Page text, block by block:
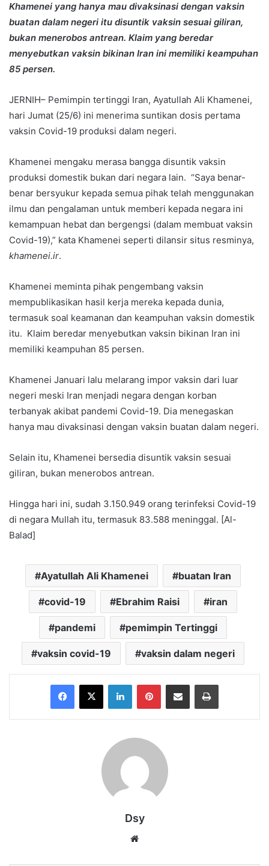
Khamenei yang hanya mau divaksinasi dengan vaksin
buatan dalam negeri itu disuntik vaksin sesuai giliran,
bukan menerobos antrean. Klaim yang beredar
menyebutkan vaksin bikinan Iran ini memiliki keampuhan
85 persen.
JERNIH– Pemimpin tertinggi Iran, Ayatullah Ali Khamenei,
hari Jumat (25/6) ini menerima suntikan dosis pertama
vaksin Covid-19 produksi dalam negeri.
Khamenei mengaku merasa bangga disuntik vaksin
produksi domestik bukan dari negara lain. “Saya benar-
benar bersyukur kepada semua pihak telah menggunakan
ilmu dan pengalaman untuk memberi kepada negara ini
kemampuan hebat dan bergengsi (dalam membuat vaksin
Covid-19),” kata Khamenei seperti dilansir situs resminya,
khamenei.ir.
Khamenei meminta pihak pengembang vaksin
mempublikasikan hasil kerja mereka kepada dunia,
termasuk soal keamanan dan keampuhan vaksin domestik
itu. Klaim beredar menyebutkan vaksin bikinan Iran ini
memiliki keampuhan 85 persen.
Khamenei Januari lalu melarang impor vaksin dari luar
negeri meski Iran menjadi negara dengan korban
terbanyak akibat pandemi Covid-19. Dia menegaskan
hanya mau divaksinasi dengan vaksin buatan dalam negeri.
Selain itu, Khamenei bersedia disuntik vaksin sesuai
giliran, bukan menerobos antrean.
Hingga hari ini, sudah 3.150.949 orang terinfeksi Covid-19
di negara Mullah itu, termasuk 83.588 meninggal. [Al-
Balad]
Ayatullah Ali Khamenei buatan Iran
covid-19 Ebrahim Raisi iran
pandemi pemimpin Tertinggi
vaksin covid-19 vaksin dalam negeri
Facebook
X LinkedInPinterestShare via Email Print
Dsy